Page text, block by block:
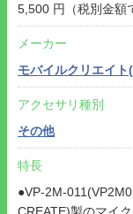
5,500 円（税別金額
メーカー
モバイルクリエイ
アクセサリ種別
その他
特長
●VP-2M-